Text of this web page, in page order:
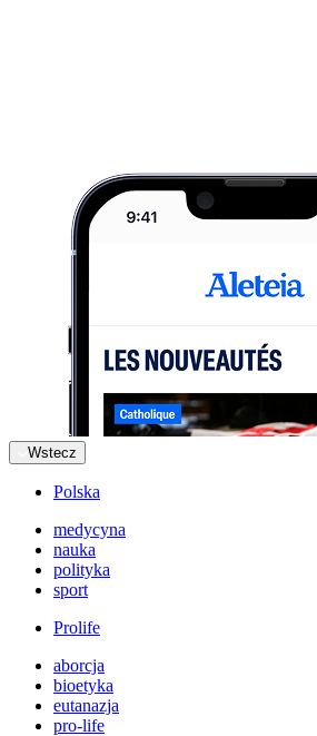
Wstecz
Polska
medycyna
nauka
polityka
sport
Prolife
aborcja
bioetyka
eutanazja
pro-life